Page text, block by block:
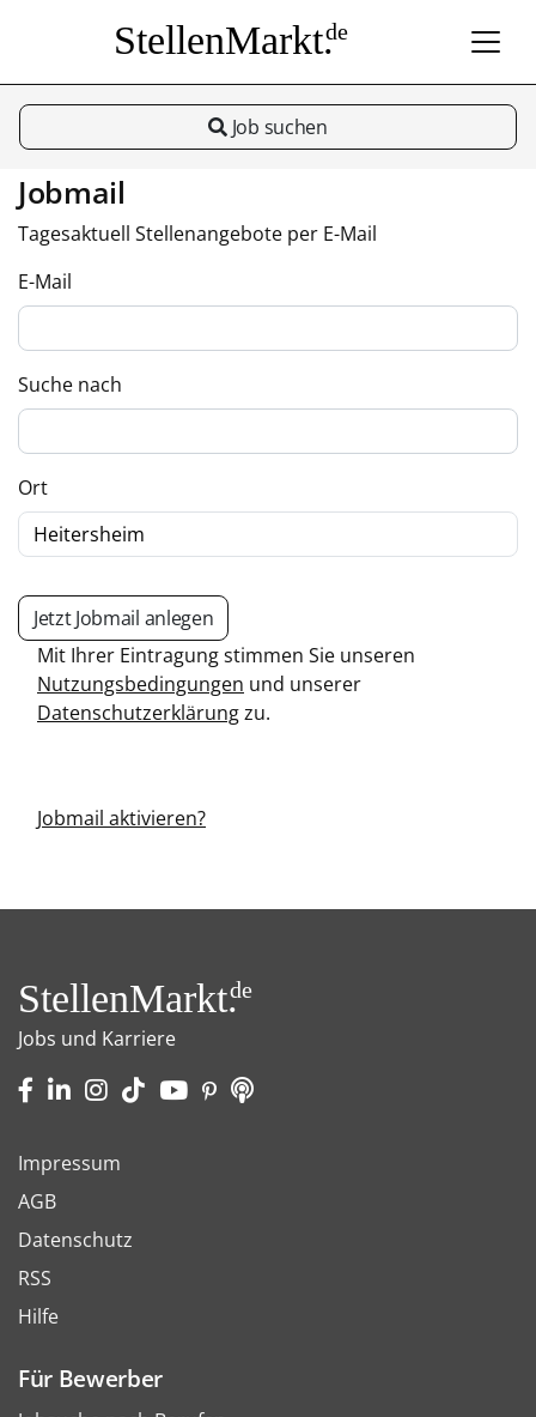
StellenMarkt.de
Job suchen
Jobmail
Tagesaktuell Stellenangebote per E-Mail
E-Mail
Suche nach
Ort
Jetzt Jobmail anlegen
Mit Ihrer Eintragung stimmen Sie unseren
Nutzungsbedingungen und unserer
Datenschutzerklärungzu.
Jobmail aktivieren?
StellenMarkt.de
Jobs und Karriere
Impressum
AGB
Datenschutz
RSS
Hilfe
Für Bewerber